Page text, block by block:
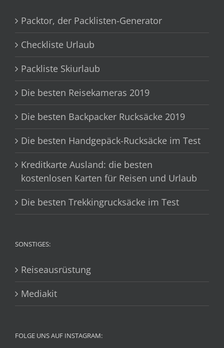
Packtor, der Packlisten-Generator
Checkliste Urlaub
Packliste Skiurlaub
Die besten Reisekameras 2019
Die besten Backpacker Rucksäcke 2019
Die besten Handgepäck-Rucksäcke im Test
Kreditkarte Ausland: die besten
kostenlosen Karten für Reisen und Urlaub
Die besten Trekkingrucksäcke im Test
SONSTIGES:
Reiseausrüstung
Mediakit
FOLGE UNS AUF INSTAGRAM: